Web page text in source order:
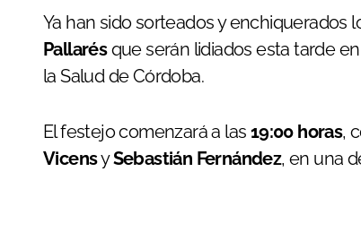
Ya han sido sorteados y enchiquerados
Pallarésque serán lidiados esta tarde
la Salud de Córdoba.
El festejo comenzará a las 19:00 horas,
VicensySebastián Fernández, en una